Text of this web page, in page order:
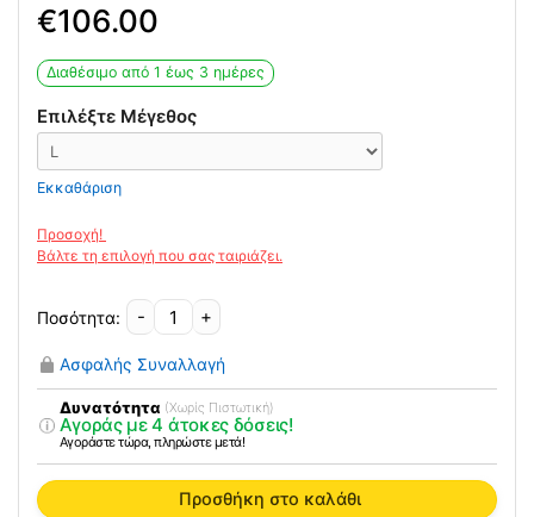
106.00
Διαθέσιμο από 1 έως 3 ημέρες
Επιλέξτε Μέγεθος
Εκκαθάριση
-
Ελαστικός
Νάρθηκας
Κορμού
OppO
2166
ποσότητα
+
Ασφαλής Συναλλαγή
Δυνατότητα (Χωρίς Πιστωτική)
Αγοράς με 4 άτοκες δόσεις!
Αγοράστε τώρα, πληρώστε μετά!
Προσθήκη στο καλάθι